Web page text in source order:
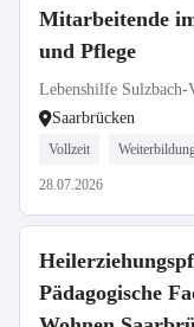
Mitarbeitende
und Pflege
Lebenshilfe
Saarbrücken
Vollzeit
28.07.2026
Pädagogische